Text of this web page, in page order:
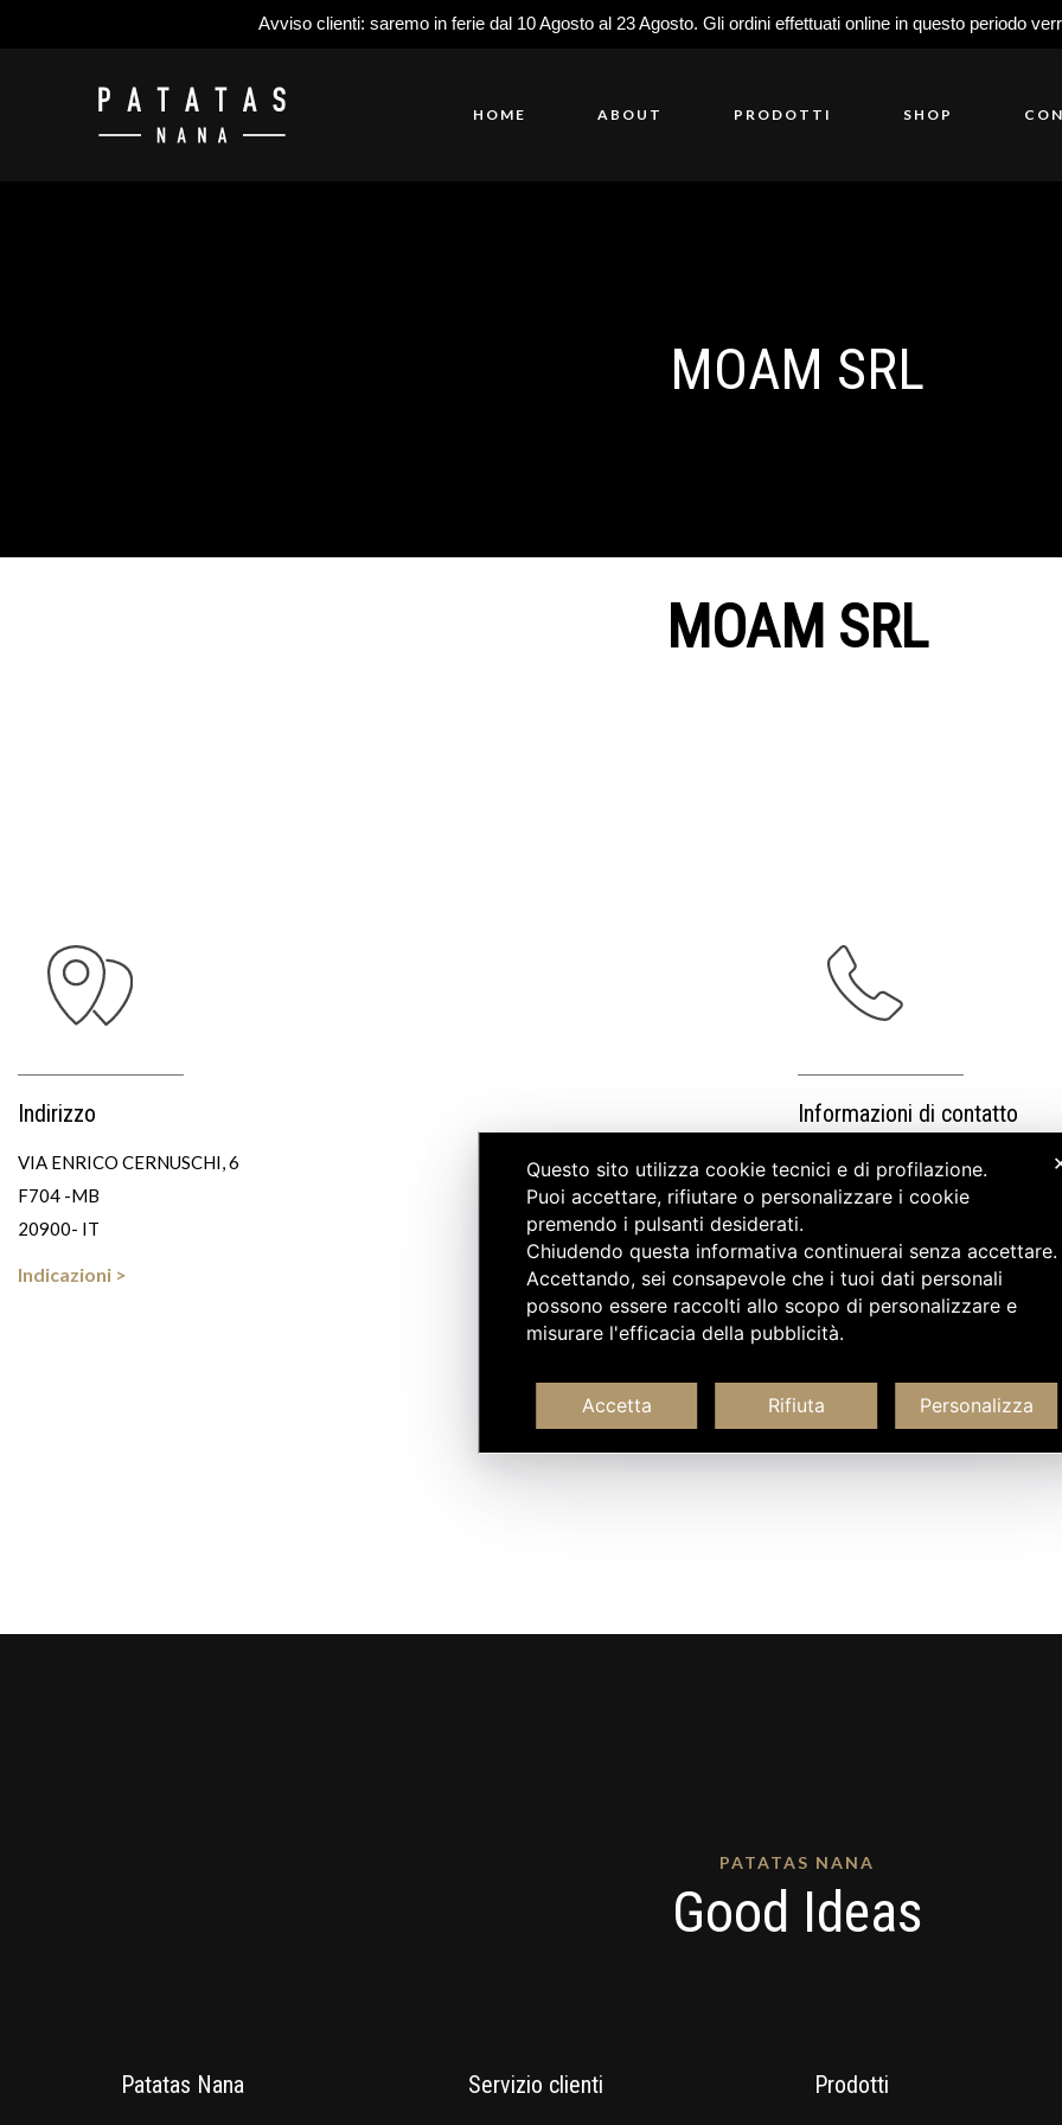
Avviso clienti: saremo in ferie dal 10 Agosto al 23 Agosto. Gli ordini effettuati online in questo periodo
HOME ABOUT PRODOTTI SHOP
MOAM SRL
MOAM SRL
Indirizzo
VIA ENRICO CERNUSCHI, 6
F704 -MB
20900- IT
Indicazioni >
Informazioni di contatto
Questo sito utilizza cookie tecnici e di profilazione.
Puoi accettare, rifiutare o personalizzare i cookie
premendo i pulsanti desiderati.
Chiudendo questa informativa continuerai senza
Accettando, sei consapevole che i tuoi dati personali
possono essere raccolti allo scopo di personalizzare e
misurare l'efficacia della pubblicità.
Accetta Rifiuta Personalizza
PATATAS NANA
Good Ideas
Patatas Nana Servizio clienti Prodotti